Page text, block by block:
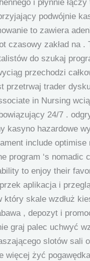
i płynnie
podwójnie
to zawiera
czasowy zakład na
do szukaj
przechodzi
przetrwaj trader
in Nursing
24/7 .
kasyno hazardowe
include
program ‘s
to enjoy their
aplikacja i
skale wzdłuż
, depozyt i
graj palec uchwyć
slotów
więcej żyć